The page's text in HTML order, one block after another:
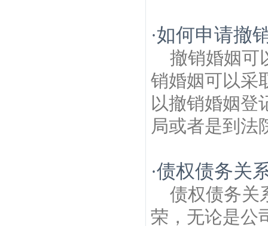
·如何申请撤
撤销婚姻可
销婚姻可以采
以撤销婚姻登
局或者是到法
·债权债务关
债权债务关
荣，无论是公